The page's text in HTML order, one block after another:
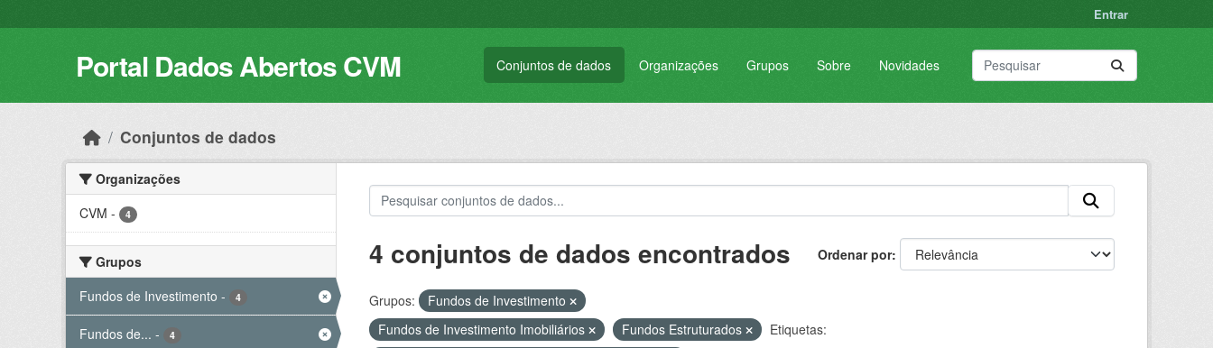
Entrar
Portal Dados Abertos CVM Conjuntos de dados Organizações Grupos Sobre Novidades
Conjuntos de dados
Organizações
CVM - 4
Grupos
Fundos de Investimento - 4
Fundos de... - 4
Ordenar por
4 conjuntos de dados encontrados
Grupos:
Fundos de Investimento
Fundos de Investimento Imobiliários
Fundos Estruturados
Etiquetas: